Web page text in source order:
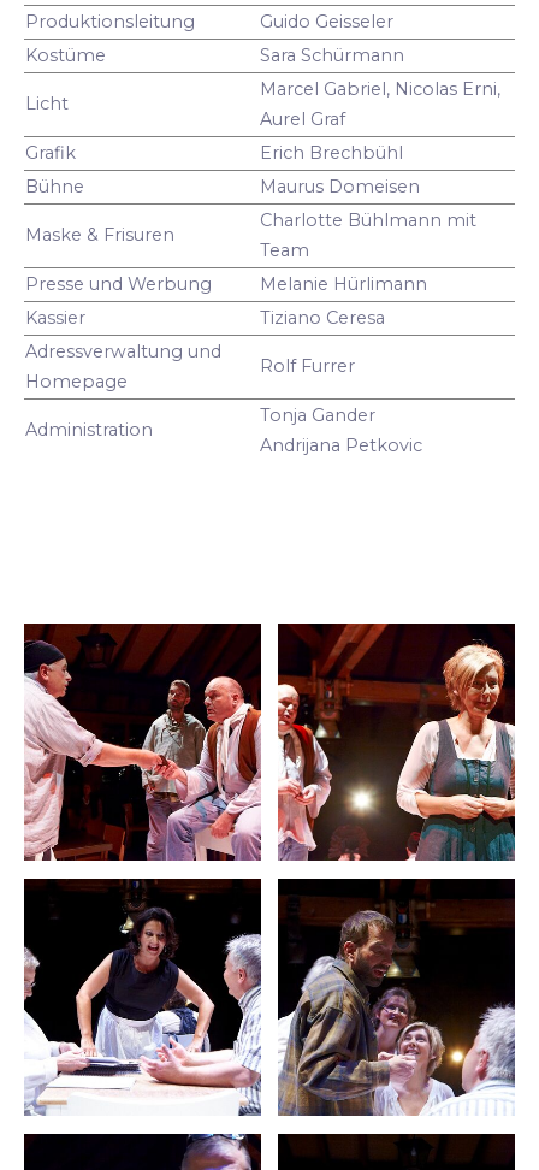
Produktionsleitung
Guido Geisseler
Kostüme
Sara Schürmann
Licht
Marcel Gabriel, Nicolas Erni,
Aurel Graf
Grafik
Erich Brechbühl
Bühne
Maurus Domeisen
Maske & Frisuren
Charlotte Bühlmann mit
Team
Presse und Werbung
Melanie Hürlimann
Kassier
Tiziano Ceresa
Adressverwaltung und
Homepage
Rolf Furrer
Administration
Tonja Gander
Andrijana Petkovic